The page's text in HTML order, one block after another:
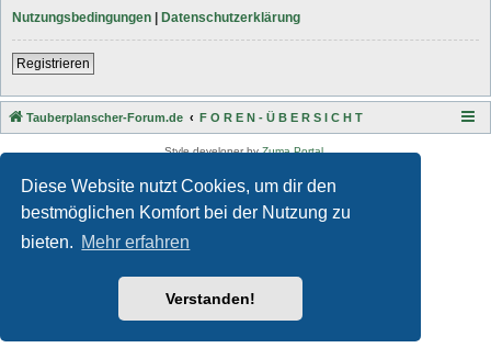
Diese Website nutzt Cookies, um dir den
bestmöglichen Komfort bei der Nutzung zu
bieten. Mehr erfahren
Verstanden!
Nutzungsbedingungen | Datenschutzerklärung
Registrieren
Tauberplanscher-Forum.de F O R E N - Ü B E R S I C H T
Style developer byZuma Portal,
Deutsche Übersetzung durchphpBB.de
Datenschutz
Nutzungsbedingungen